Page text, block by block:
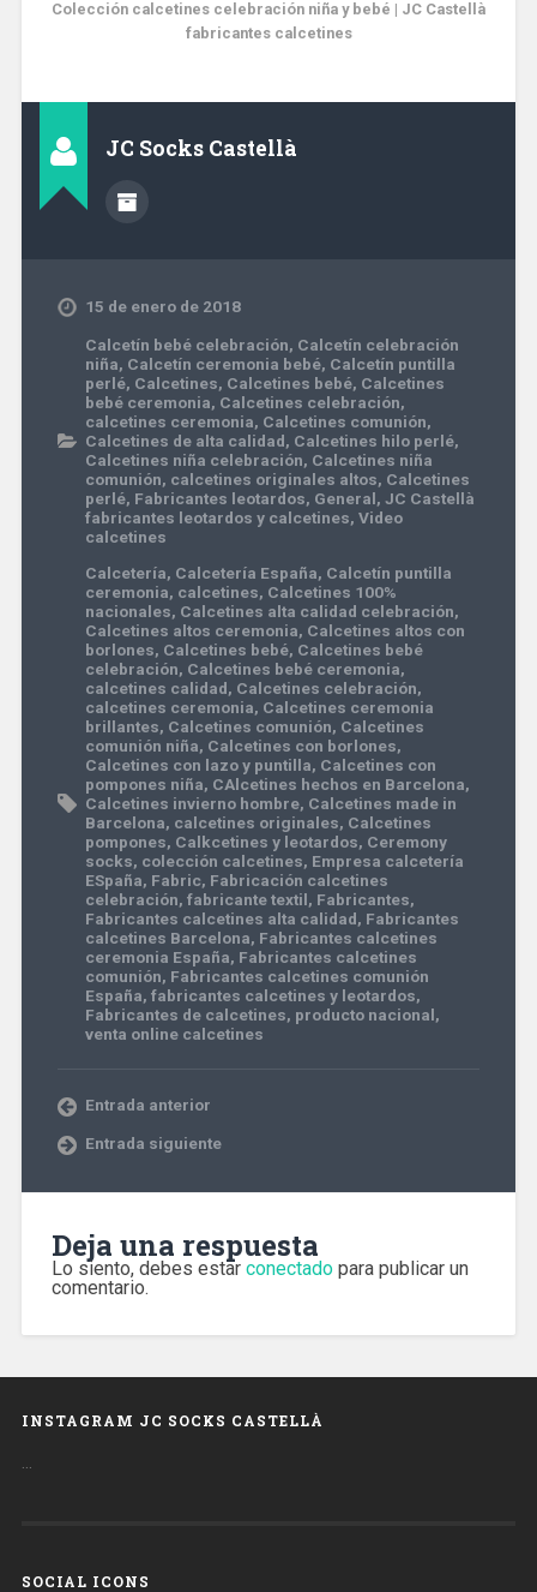
Colección calcetines celebración niña y bebé | JC Castellà
fabricantes calcetines
JC Socks Castellà
15 de enero de 2018
Calcetín bebé celebración, Calcetín celebración
niña, Calcetín ceremonia bebé, Calcetín puntilla
perlé, Calcetines, Calcetines bebé, Calcetines
bebé ceremonia, Calcetines celebración,
calcetines ceremonia, Calcetines comunión,
Calcetines de alta calidad, Calcetines hilo perlé,
Calcetines niña celebración, Calcetines niña
comunión, calcetines originales altos, Calcetines
perlé, Fabricantes leotardos, General, JC Castellà
fabricantes leotardos y calcetines, Video
calcetines
Calcetería, Calcetería España, Calcetín puntilla
ceremonia, calcetines, Calcetines 100%
nacionales, Calcetines alta calidad celebración,
Calcetines altos ceremonia, Calcetines altos con
borlones, Calcetines bebé, Calcetines bebé
celebración, Calcetines bebé ceremonia,
calcetines calidad, Calcetines celebración,
calcetines ceremonia, Calcetines ceremonia
brillantes, Calcetines comunión, Calcetines
comunión niña, Calcetines con borlones,
Calcetines con lazo y puntilla, Calcetines con
pompones niña, CAlcetines hechos en Barcelona,
Calcetines invierno hombre, Calcetines made in
Barcelona, calcetines originales, Calcetines
pompones, Calkcetines y leotardos, Ceremony
socks, colección calcetines, Empresa calcetería
ESpaña, Fabric, Fabricación calcetines
celebración, fabricante textil, Fabricantes,
Fabricantes calcetines alta calidad, Fabricantes
calcetines Barcelona, Fabricantes calcetines
ceremonia España, Fabricantes calcetines
comunión, Fabricantes calcetines comunión
España, fabricantes calcetines y leotardos,
Fabricantes de calcetines, producto nacional,
venta online calcetines
Entrada anterior
Entrada siguiente
Deja una respuesta
Lo siento, debes estar conectadopara publicar un
comentario.
INSTAGRAM JC SOCKS CASTELLÀ
…
SOCIAL ICONS